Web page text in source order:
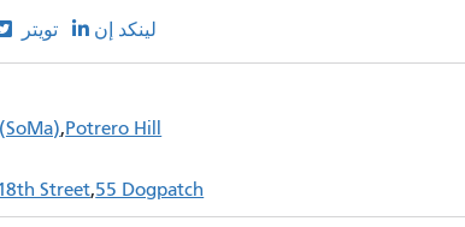
تويتر لينكد إن
Potrero Hill
Street 55 Dogpatch